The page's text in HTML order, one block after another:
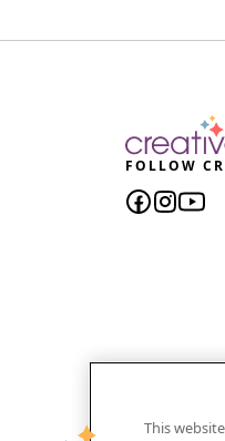
FOLLOW
This